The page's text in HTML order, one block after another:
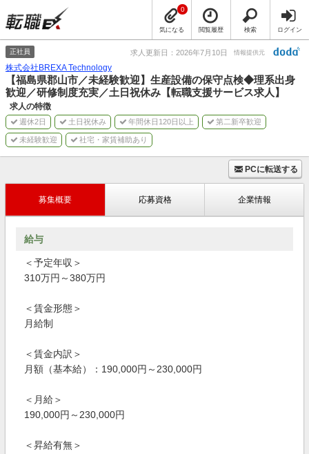
気になる
0
閲覧履歴 検索 ログイン
正社員 求人更新日：2026年7月10日 情報提供元
株式会社BREXA Technology
【福島県郡山市／未経験歓迎】生産設備の保守点検◆理系出身
歓迎／研修制度充実／土日祝休み【転職支援サービス求人】
求人の特徴
週休2日 土日祝休み 年間休日120日以上 第二新卒歓迎
未経験歓迎 社宅・家賃補助あり
PCに転送する
募集概要 応募資格 企業情報
給与
＜予定年収＞
310万円～380万円
＜賃金形態＞
月給制
＜賃金内訳＞
月額（基本給）：190,000円～230,000円
＜月給＞
190,000円～230,000円
＜昇給有無＞